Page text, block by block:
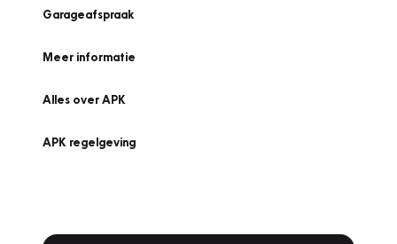
Garageafspraak
Meer informatie
Alles over APK
APK regelgeving